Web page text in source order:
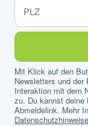
Mit Klick auf den
Newsletters und
Interaktion mit dem
zu. Du kannst deine
Abmeldelink. Mehr